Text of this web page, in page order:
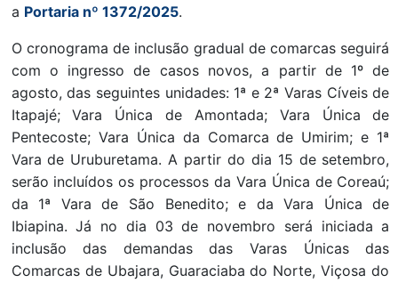
a Portaria nº 1372/2025.
O cronograma de inclusão gradual de comarcas seguirá
com o ingresso de casos novos, a partir de 1º de
agosto, das seguintes unidades: 1ª e 2ª Varas Cíveis de
Itapajé; Vara Única de Amontada; Vara Única de
Pentecoste; Vara Única da Comarca de Umirim; e 1ª
Vara de Uruburetama. A partir do dia 15 de setembro,
serão incluídos os processos da Vara Única de Coreaú;
da 1ª Vara de São Benedito; e da Vara Única de
Ibiapina. Já no dia 03 de novembro será iniciada a
inclusão das demandas das Varas Únicas das
Comarcas de Ubajara, Guaraciaba do Norte, Viçosa do